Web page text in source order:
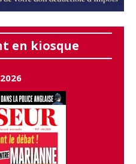
en kiosque